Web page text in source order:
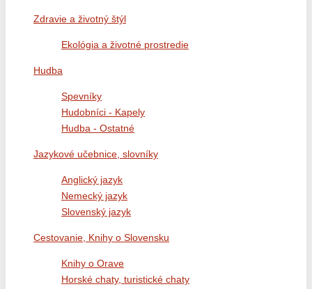
Zdravie a životný štýl
Ekológia a životné prostredie
Hudba
Spevníky
Hudobníci - Kapely
Hudba - Ostatné
Jazykové učebnice, slovníky
Anglický jazyk
Nemecký jazyk
Slovenský jazyk
Cestovanie, Knihy o Slovensku
Knihy o Orave
Horské chaty, turistické chaty